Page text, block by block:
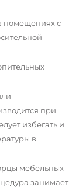
помещениях с
при
избегать и
в
мебельных
занимает